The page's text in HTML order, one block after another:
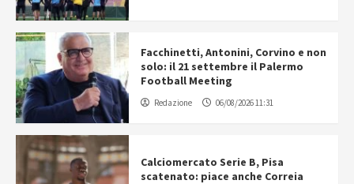
Facchinetti, Antonini, Corvino e non
solo: il 21 settembre il Palermo
Football Meeting
Redazione 06/08/2026 11:31
Calciomercato Serie B, Pisa
scatenato: piace anche Correia